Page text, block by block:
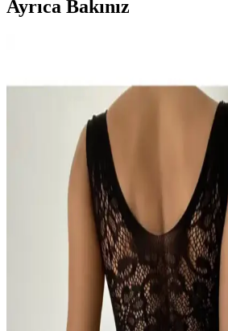
Ayrıca Bakınız
Bernato'nun siyah askılı vücut çorabı, şıklık
arada sunar. Sürdürülebilir malzemeleri ve
özel ortamlar için ideal, rahat ve çevre
HayalGecesi Taşlı Özel Bölgesi
Çorapları Şıklık ve Çekiciliğin
Şık ve dayanıklı tasarımıyla öne çıkan taş
çorabı, esnek yapısı ve rahat kullanımıyla
LORENT A Kadın Fantazi Vücut
Konfor Sunan Yüksek Kaliteli İç
LORENT A markasının yüksek kaliteli